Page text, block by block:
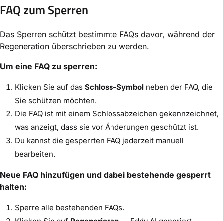
FAQ zum Sperren
Das Sperren schützt bestimmte FAQs davor, während der
Regeneration überschrieben zu werden.
Um eine FAQ zu sperren:
Klicken Sie auf das Schloss-Symbol neben der FAQ, die
Sie schützen möchten.
Die FAQ ist mit einem Schlossabzeichen gekennzeichnet,
was anzeigt, dass sie vor Änderungen geschützt ist.
Du kannst die gesperrten FAQ jederzeit manuell
bearbeiten.
Neue FAQ hinzufügen und dabei bestehende gesperrt
halten:
Sperre alle bestehenden FAQs.